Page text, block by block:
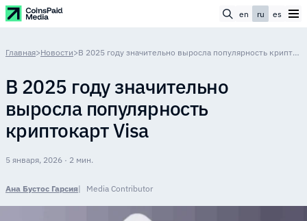
en ru es
Главная>Новости> В 2025 году значительно выросла популярность криптокарт Visa
В 2025 году значительно
выросла популярность
криптокарт Visa
5 января, 2026 · 2 мин.
Ана Бустос Гарсия Media Contributor